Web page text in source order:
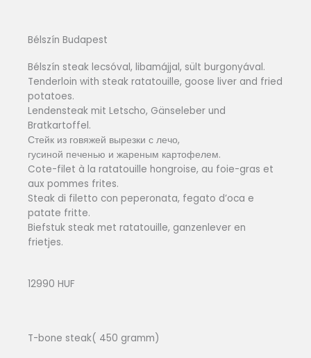
Bélszín Budapest
Bélszín steak lecsóval, libamájjal, sült burgonyával.
Tenderloin with steak ratatouille, goose liver and fried
potatoes.
Lendensteak mit Letscho, Gänseleber und
Bratkartoffel.
Стейк из говяжей вырезки с лечо,
гусиной печенью и жареным картофелем.
Cote-filet à la ratatouille hongroise, au foie-gras et
aux pommes frites.
Steak di filetto con peperonata, fegato d’oca e
patate fritte.
Biefstuk steak met ratatouille, ganzenlever en
frietjes.
12990 HUF
T-bone steak( 450 gramm)